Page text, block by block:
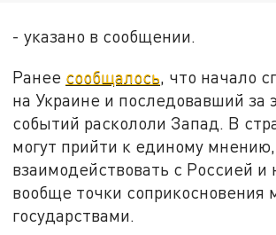
- указано в сообщении.
Ранее сообщалось, что начало
на Украине и последовавший за
событий раскололи Запад. В
могут прийти к единому
взаимодействовать с Россией
вообще точки соприкосновения
государствами.